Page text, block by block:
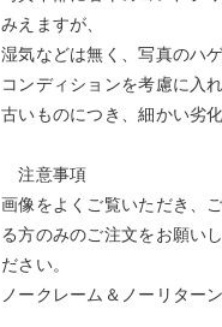
みえますが、
湿気などは無く、写真のハ
コンディションを考慮に入
古いものにつき、細かい劣
注意事項
画像をよくご覧いただき、
る方のみのご注文をお願い
ださい。
ノークレーム＆ノーリター